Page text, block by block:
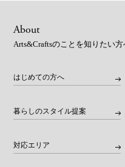
About
Arts&Craftsのことを知りたい方
はじめての方へ
暮らしのスタイル提案
対応エリア